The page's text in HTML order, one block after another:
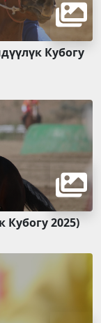
Кубогу
2025)